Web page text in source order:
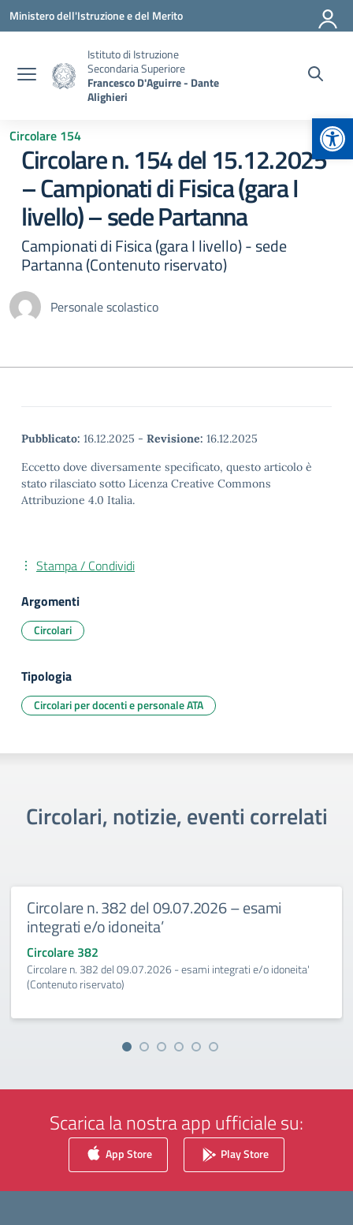
Vai ai contenuti
Vai al menu di navigazione
Vai al footer
Ministero dell'Istruzione e del Merito
Istituto di Istruzione
Secondaria Superiore
Francesco D'Aguirre - Dante
Alighieri
Circolare 154
Circolare n. 154 del 15.12.2025
– Campionati di Fisica (gara I
livello) – sede Partanna
Campionati di Fisica (gara I livello) - sede
Partanna (Contenuto riservato)
Personale scolastico
Pubblicato: 16.12.2025 - Revisione: 16.12.2025
Eccetto dove diversamente specificato, questo articolo è
stato rilasciato sotto Licenza Creative Commons
Attribuzione 4.0 Italia.
Stampa / Condividi
Argomenti
Circolari
Tipologia
Circolari per docenti e personale ATA
Circolari, notizie, eventi correlati
Circolare n. 382 del 09.07.2026 – esami
integrati e/o idoneita’
Circolare 382
Circolare n. 382 del 09.07.2026 - esami integrati e/o idoneita'
(Contenuto riservato)
Scarica la nostra app ufficiale su:
App Store Play Store